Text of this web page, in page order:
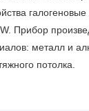
Прибор
металл и
потолка.